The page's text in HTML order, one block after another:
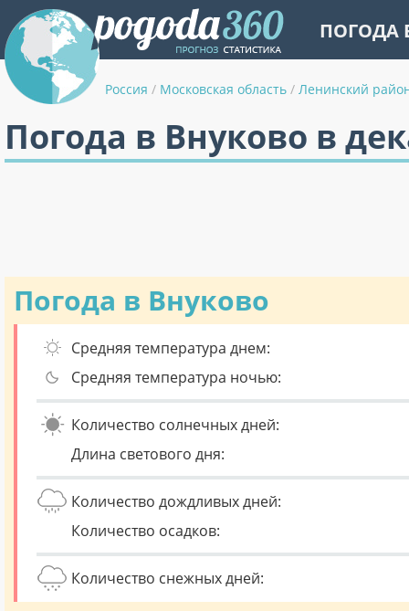
ПОГОДА
Россия / Московская область / Ленинский
Погода в Внуково в
Погода в Внуково
Средняя температура днем:
Средняя температура ночью:
Количество солнечных дней:
Длина светового дня:
Количество дождливых дней:
Количество осадков:
Количество снежных дней: